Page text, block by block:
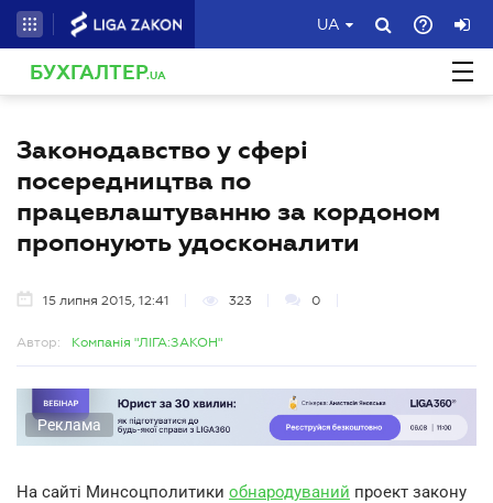
UA
БУХГАЛТЕР.UA
Законодавство у сфері
посередництва по
працевлаштуванню за кордоном
пропонують удосконалити
15 липня 2015, 12:41 323 0
Автор: Компанія "ЛІГА:ЗАКОН"
Реклама
На сайті Минсоцполитики обнародуваний проект закону